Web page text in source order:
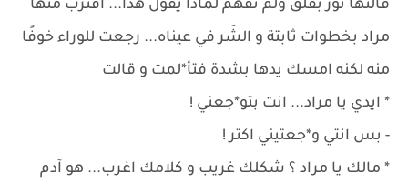
قالتها نور بقلق ولم تفهم لماذا يقول هذا... اقترب منها
مراد بخطوات ثابتة و الشَر في عيناه... رجعت للوراء خوفًا
منه لكنه امسك يدها بشدة فتأ*لمت و قالت
* ايدي يا مراد... انت بتو*جعني !
- بس انتي و*جعتيني اكتر !
* مالك يا مراد ؟ شكلك غريب و كلامك اغرب... هو آدم